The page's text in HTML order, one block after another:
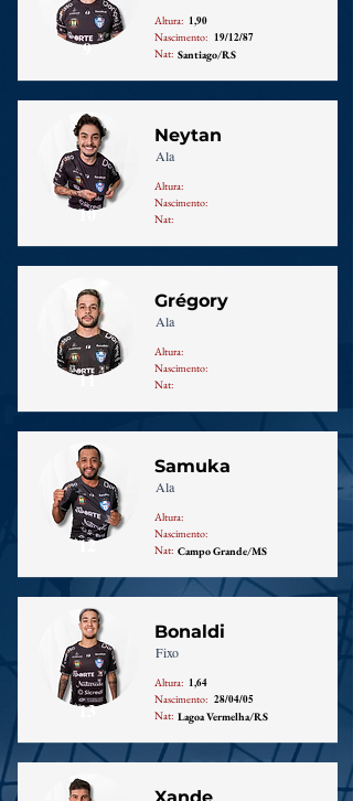
9
Altura: 1,90
Nascimento: 19/12/87
Nat: Santiago/RS
10
Neytan
Ala
Altura:
Nascimento:
Nat:
11
Grégory
Ala
Altura:
Nascimento:
Nat:
12
Samuka
Ala
Altura:
Nascimento:
Nat: Campo Grande/MS
13
Bonaldi
Fixo
Altura: 1,64
Nascimento: 28/04/05
Nat: Lagoa Vermelha/RS